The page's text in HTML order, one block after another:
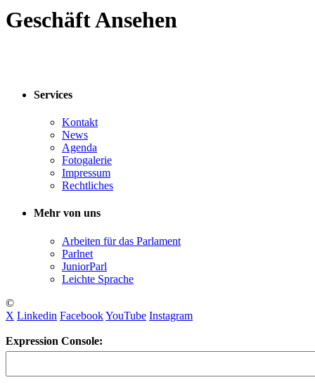
Geschäft Ansehen
Services
Kontakt
News
Agenda
Fotogalerie
Impressum
Rechtliches
Mehr von uns
Arbeiten für das Parlament
Parlnet
JuniorParl
Leichte Sprache
©
X Linkedin FacebookYouTube Instagram
Expression Console: